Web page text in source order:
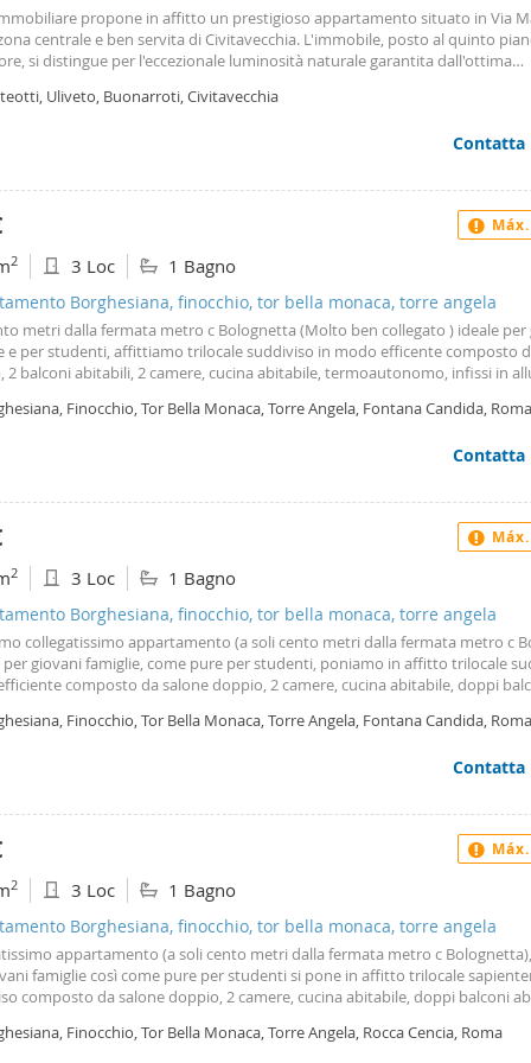
propone in affitto un prestigioso appartamento situato in Via
centrale e ben servita di Civitavecchia. L'immobile, posto al quinto
si distingue per l'eccezionale luminosità naturale garantita dall'ottima
offrendo la massima libertà di personalizzazione degli spazi: Zona
cucina abitabile dotata di un secondo balcone di servizio. Zona Notte: Due
autonomo per una gestione efficiente dei consumi. Perché
L'altezza del piano e la doppia esposizione rendono gli ambienti ariosi e
chi cerca una soluzione abitativa confortevole in un contesto signorile. 
Per scoprire questa soluzione e prenotare una visita, contatta Giulio
Email: Sede: Via Achille Montanucci, 15 - Civitavecchia (rm) Gorla
e professionalità al servizio dei vostri progetti di casa. Offriamo
consulenze finanziarie e tecniche, e valutazioni di mercato gratuite.
Uliveto, Buonarroti, Civitavecchia
Contatta
2 3 Loc 1 Bagno
Borghesiana, finocchio, tor bella monaca, torre angela
metri dalla fermata metro c Bolognetta (Molto ben collegato ) ideale per
e per studenti, affittiamo trilocale suddiviso in modo efficente composto
2 balconi abitabili, 2 camere, cucina abitabile, termoautonomo, infissi in
una zona tranquilla ma collegata senza spendere molto. Possibile
Finocchio, Tor Bella Monaca, Torre Angela, Fontana Candida, Roma
Contatta
2 3 Loc 1 Bagno
Borghesiana, finocchio, tor bella monaca, torre angela
collegatissimo appartamento (a soli cento metri dalla fermata metro c
per giovani famiglie, come pure per studenti, poniamo in affitto trilocale
composto da salone doppio, 2 camere, cucina abitabile, doppi
(a soli 100 metri) molto vicini. Per chi vuole una zona tranquilla, ma
Finocchio, Tor Bella Monaca, Torre Angela, Fontana Candida, Roma
Contatta
2 3 Loc 1 Bagno
Borghesiana, finocchio, tor bella monaca, torre angela
appartamento (a soli cento metri dalla fermata metro c
famiglie così come pure per studenti si pone in affitto trilocale
composto da salone doppio, 2 camere, cucina abitabile, doppi balconi
(a soli 100 metri) per chi vuole una zona tranquilla ma collegata senza
Finocchio, Tor Bella Monaca, Torre Angela, Rocca Cencia, Roma